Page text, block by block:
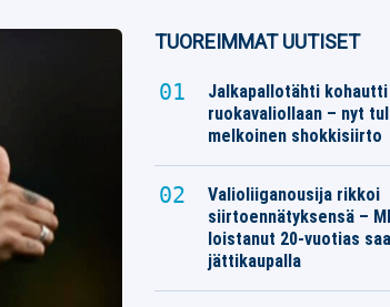
TUOREIMMAT UUTISET
Jalkapallotähti
ruokavaliollaan – nyt
melkoinen shokkisiirto
Valioliiganousija rikkoi
siirtoennätyksensä –
loistanut 20-vuotias
jättikaupalla